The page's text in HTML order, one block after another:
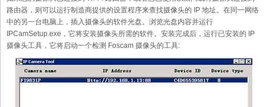
路由器，则可以运行制造商提供的设置程序来查找摄像头的 IP 地址。在同一网络
中的另一台电脑上，插入摄像头的软件光盘。浏览光盘内容并运行
IPCamSetup.exe，它将安装摄像头所需的软件。安装完成后，运行已安装的 IP
摄像头工具，它将启动一个检测 Foscam 摄像头的工具: